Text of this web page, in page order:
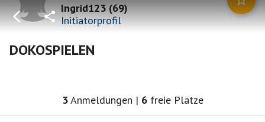
Ingrid123(69)
Initiatorprofil
DOKOSPIELEN
3Anmeldungen | 6 freie Plätze